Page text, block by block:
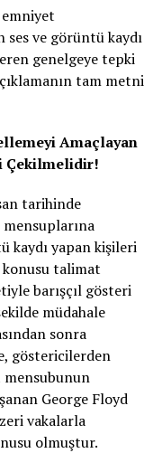
ve görüntü kaydı
genelgeye tepki
tam metni
Amaçlayan
Çekilmelidir!
tarihinde
kaydı yapan kişileri
talimat
barışçıl gösteri
müdahale
sonra
göstericilerden
George Floyd
vakalarla
olmuştur.